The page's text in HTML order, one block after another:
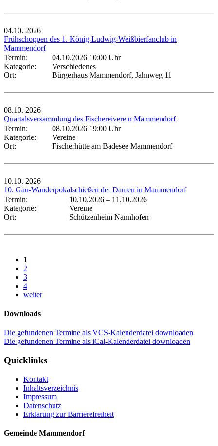
04.10. 2026
Frühschoppen des 1. König-Ludwig-Weißbierfanclub in
Mammendorf
Termin:
04.10.2026 10:00 Uhr
Kategorie:
Verschiedenes
Ort:
Bürgerhaus Mammendorf, Jahnweg 11
08.10. 2026
Quartalsversammlung des Fischereiverein Mammendorf
Termin:
08.10.2026 19:00 Uhr
Kategorie:
Vereine
Ort:
Fischerhütte am Badesee Mammendorf
10.10. 2026
10. Gau-Wanderpokalschießen der Damen in Mammendorf
Termin:
10.10.2026 – 11.10.2026
Kategorie:
Vereine
Ort:
Schützenheim Nannhofen
1
2
3
4
weiter
Downloads
Die gefundenen Termine als VCS-Kalenderdatei downloaden
Die gefundenen Termine als iCal-Kalenderdatei downloaden
Quicklinks
Kontakt
Inhaltsverzeichnis
Impressum
Datenschutz
Erklärung zur Barrierefreiheit
Gemeinde Mammendorf